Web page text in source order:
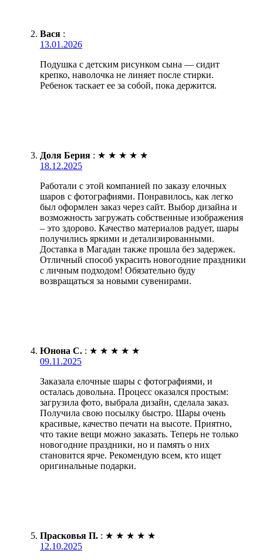
Вася :
13.01.2026
Подушка с детским рисунком сына — сидит
крепко, наволочка не линяет после стирки.
Ребенок таскает ее за собой, пока держится.
Доля Берия : ★ ★ ★ ★ ★
18.12.2025
Работали с этой компанией по заказу елочных
шаров с фотографиями. Понравилось, как легко
был оформлен заказ через сайт. Выбор дизайна и
возможность загружать собственные изображения
– это здорово. Качество материалов радует, шары
получились яркими и детализированными.
Доставка в Магадан также прошла без задержек.
Отличный способ украсить новогодние праздники
с личным подходом! Обязательно буду
возвращаться за новыми сувенирами.
Юнона С. : ★ ★ ★ ★ ★
09.11.2025
Заказала елочные шары с фотографиями, и
осталась довольна. Процесс оказался простым:
загрузила фото, выбрала дизайн, сделала заказ.
Получила свою посылку быстро. Шары очень
красивые, качество печати на высоте. Приятно,
что такие вещи можно заказать. Теперь не только
новогодние праздники, но и память о них
становится ярче. Рекомендую всем, кто ищет
оригинальные подарки.
Прасковья П. : ★ ★ ★ ★ ★
12.10.2025